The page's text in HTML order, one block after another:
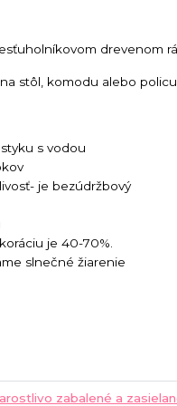
drevenom
stôl, komodu alebo policu.
s vodou
je bezúdržbový
je 40-70%.
slnečné žiarenie
zabalené a